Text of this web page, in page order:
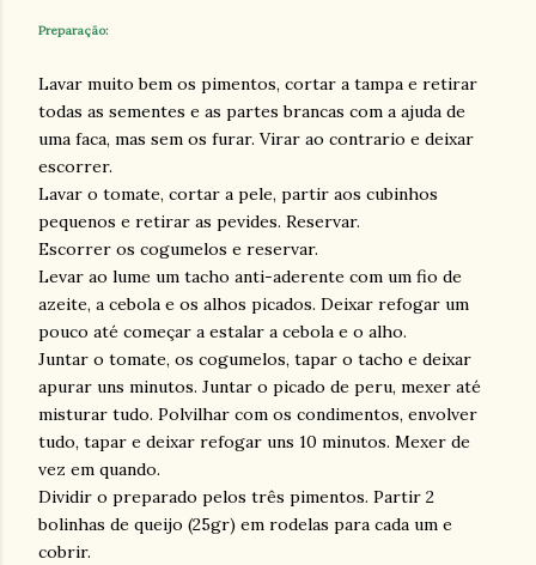
Preparação:
Lavar muito bem os pimentos, cortar a tampa e retirar
todas as sementes e as partes brancas com a ajuda de
uma faca, mas sem os furar. Virar ao contrario e deixar
escorrer.
Lavar o tomate, cortar a pele, partir aos cubinhos
pequenos e retirar as pevides. Reservar.
Escorrer os cogumelos e reservar.
Levar ao lume um tacho anti-aderente com um fio de
azeite, a cebola e os alhos picados. Deixar refogar um
pouco até começar a estalar a cebola e o alho.
Juntar o tomate, os cogumelos, tapar o tacho e deixar
apurar uns minutos. Juntar o picado de peru, mexer até
misturar tudo. Polvilhar com os condimentos, envolver
tudo, tapar e deixar refogar uns 10 minutos. Mexer de
vez em quando.
Dividir o preparado pelos três pimentos. Partir 2
bolinhas de queijo (25gr) em rodelas para cada um e
cobrir.